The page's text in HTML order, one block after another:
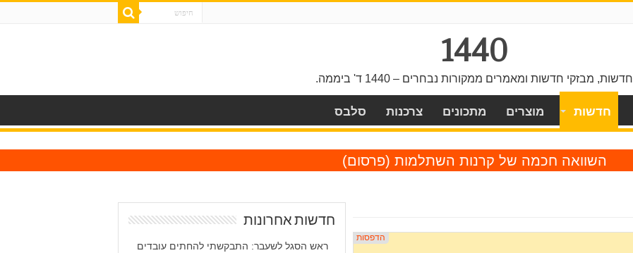
1440
חדשות, מבזקי חדשות ומאמרים ממקורות נבחרים – 1440 ד' ביממה.
חדשות מוצרים מתכונים צרכנות סלבס
השוואה חכמה של קרנות השתלמות (פרסום)
חדשות אחרונות
ראש הסגל לשעבר: התבקשתי להחתים עובדים